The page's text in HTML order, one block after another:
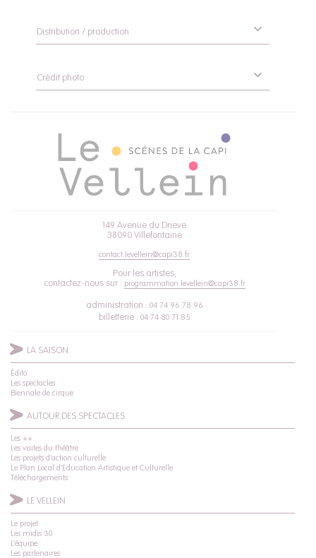
Distribution / production
Crédit photo
149 Avenue du Drieve
38090 Villefontaine
contact.levellein@capi38.fr
Pour les artistes,
contactez-nous sur : programmation.levellein@capi38.fr
administration : 04 74 96 78 96
billetterie : 04 74 80 71 85
LA SAISON
Édito
Les spectacles
Biennale de cirque
AUTOUR DES SPECTACLES
Les ++
Les visites du théâtre
Les projets d’action culturelle
Le Plan Local d’Education Artistique et Culturelle
Téléchargements
LE VELLEIN
Le projet
Les midis 30
L’équipe
Les partenaires